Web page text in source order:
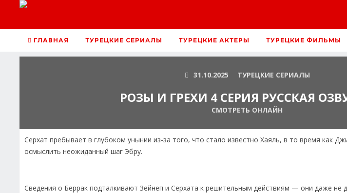
ГЛАВНАЯ ТУРЕЦКИЕ СЕРИАЛЫ ТУРЕЦКИЕ АКТЕРЫ ТУРЕЦКИЕ ФИЛЬМЫ
31.10.2025 ТУРЕЦКИЕ СЕРИАЛЫ
РОЗЫ И ГРЕХИ 4 СЕРИЯ РУССКАЯ
СМОТРЕТЬ ОНЛАЙН
Серхат пребывает в глубоком унынии из‑за того, что стало известно Хаяль, в то время как
осмыслить неожиданный шаг Эбру.
Сведения о Беррак подталкивают Зейнеп и Серхата к решительным действиям — они даже не